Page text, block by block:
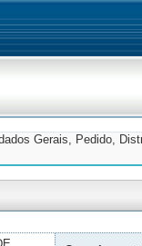
Gerais, Pedido,